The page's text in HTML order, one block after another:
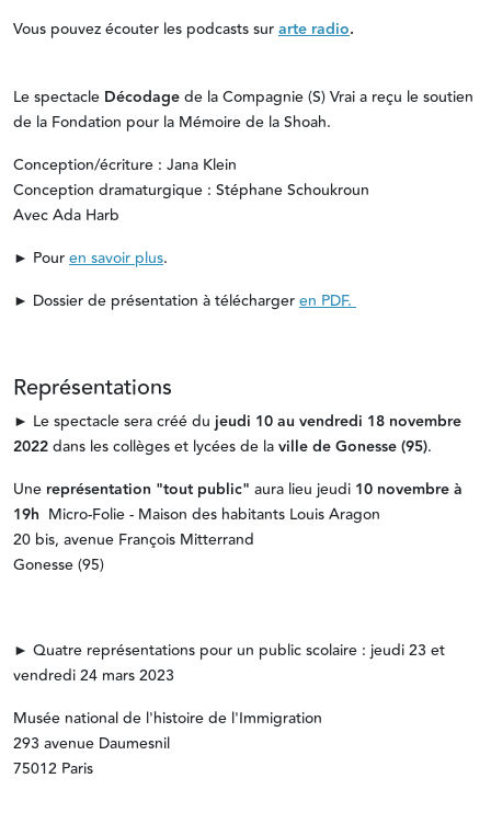
Vous pouvez écouter les podcasts surarte radio.
Le spectacle Décodagede la Compagnie (S) Vrai a reçu le soutien
de la Fondation pour la Mémoire de la Shoah.
Conception/écriture : Jana Klein
Conception dramaturgique : Stéphane Schoukroun
Avec Ada Harb
► Pouren savoir plus.
► Dossier de présentation à téléchargeren PDF.
Représentations
► Le spectacle sera créé du jeudi 10 au vendredi 18 novembre
2022dans les collèges et lycées de laville de Gonesse (95).
Une représentation "tout public" aura lieu jeudi 10 novembre à
19h Micro-Folie - Maison des habitants Louis Aragon
20 bis, avenue François Mitterrand
Gonesse (95)
► Quatre représentations pour un public scolaire : jeudi 23 et
vendredi 24 mars 2023
Musée national de l'histoire de l'Immigration
293 avenue Daumesnil
75012 Paris